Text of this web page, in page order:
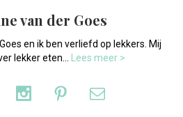
van der Goes
en ik ben verliefd op lekkers. Mij
lekker eten...
Lees meer >